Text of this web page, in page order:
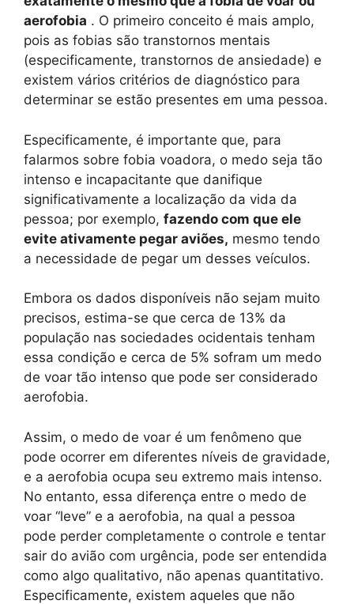
aerofobia . O primeiro conceito é mais amplo,
pois as fobias são transtornos mentais
(especificamente, transtornos de ansiedade) e
existem vários critérios de diagnóstico para
determinar se estão presentes em uma pessoa.
Especificamente, é importante que, para
falarmos sobre fobia voadora, o medo seja tão
intenso e incapacitante que danifique
significativamente a localização da vida da
pessoa; por exemplo, fazendo com que ele
evite ativamente pegar aviões, mesmo tendo
a necessidade de pegar um desses veículos.
Embora os dados disponíveis não sejam muito
precisos, estima-se que cerca de 13% da
população nas sociedades ocidentais tenham
essa condição e cerca de 5% sofram um medo
de voar tão intenso que pode ser considerado
aerofobia.
Assim, o medo de voar é um fenômeno que
pode ocorrer em diferentes níveis de gravidade,
e a aerofobia ocupa seu extremo mais intenso.
No entanto, essa diferença entre o medo de
voar “leve” e a aerofobia, na qual a pessoa
pode perder completamente o controle e tentar
sair do avião com urgência, pode ser entendida
como algo qualitativo, não apenas quantitativo.
Especificamente, existem aqueles que não